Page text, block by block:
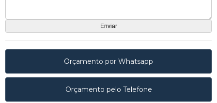
Orçamento por Whatsapp
Orçamento pelo Telefone